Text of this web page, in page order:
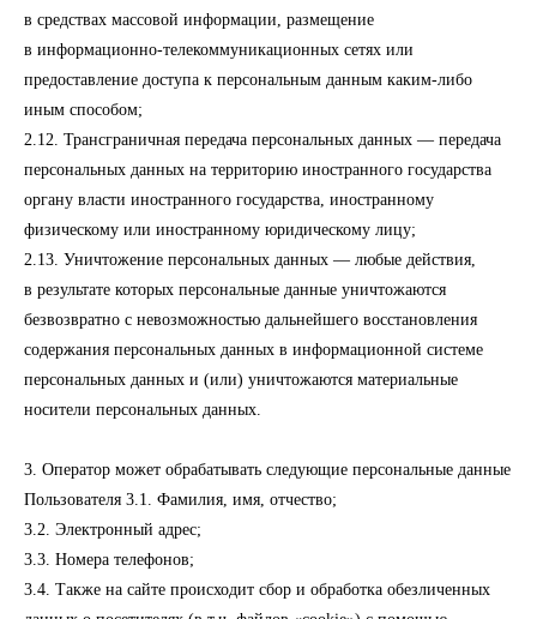
в средствах массовой информации, размещение
в информационно-телекоммуникационных сетях или
предоставление доступа к персональным данным каким-либо
иным способом;
2.12. Трансграничная передача персональных данных — передача
персональных данных на территорию иностранного государства
органу власти иностранного государства, иностранному
физическому или иностранному юридическому лицу;
2.13. Уничтожение персональных данных — любые действия,
в результате которых персональные данные уничтожаются
безвозвратно с невозможностью дальнейшего восстановления
содержания персональных данных в информационной системе
персональных данных и (или) уничтожаются материальные
носители персональных данных.
3. Оператор может обрабатывать следующие персональные данные
Пользователя 3.1. Фамилия, имя, отчество;
3.2. Электронный адрес;
3.3. Номера телефонов;
3.4. Также на сайте происходит сбор и обработка обезличенных